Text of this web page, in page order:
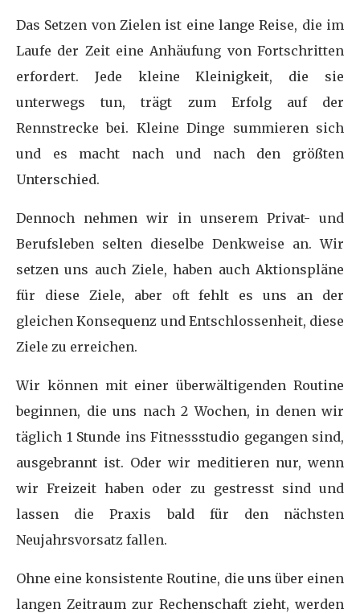
Das Setzen von Zielen ist eine lange Reise, die im
Laufe der Zeit eine Anhäufung von Fortschritten
erfordert. Jede kleine Kleinigkeit, die sie
unterwegs tun, trägt zum Erfolg auf der
Rennstrecke bei. Kleine Dinge summieren sich
und es macht nach und nach den größten
Unterschied.
Dennoch nehmen wir in unserem Privat- und
Berufsleben selten dieselbe Denkweise an. Wir
setzen uns auch Ziele, haben auch Aktionspläne
für diese Ziele, aber oft fehlt es uns an der
gleichen Konsequenz und Entschlossenheit, diese
Ziele zu erreichen.
Wir können mit einer überwältigenden Routine
beginnen, die uns nach 2 Wochen, in denen wir
täglich 1 Stunde ins Fitnessstudio gegangen sind,
ausgebrannt ist. Oder wir meditieren nur, wenn
wir Freizeit haben oder zu gestresst sind und
lassen die Praxis bald für den nächsten
Neujahrsvorsatz fallen.
Ohne eine konsistente Routine, die uns über einen
langen Zeitraum zur Rechenschaft zieht, werden